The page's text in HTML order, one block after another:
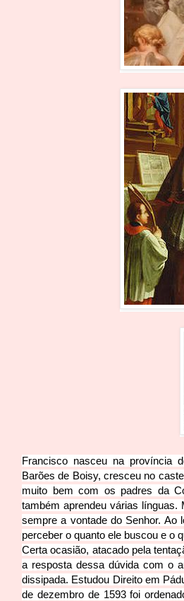
Francisco nasceu na província
Barões de Boisy, cresceu no
muito bem com os padres da
também aprendeu várias
sempre a vontade do Senhor. Ao
perceber o quanto ele buscou e o
Certa ocasião, atacado pela
a resposta dessa dúvida com o
dissipada. Estudou Direito em
de dezembro de 1593 foi